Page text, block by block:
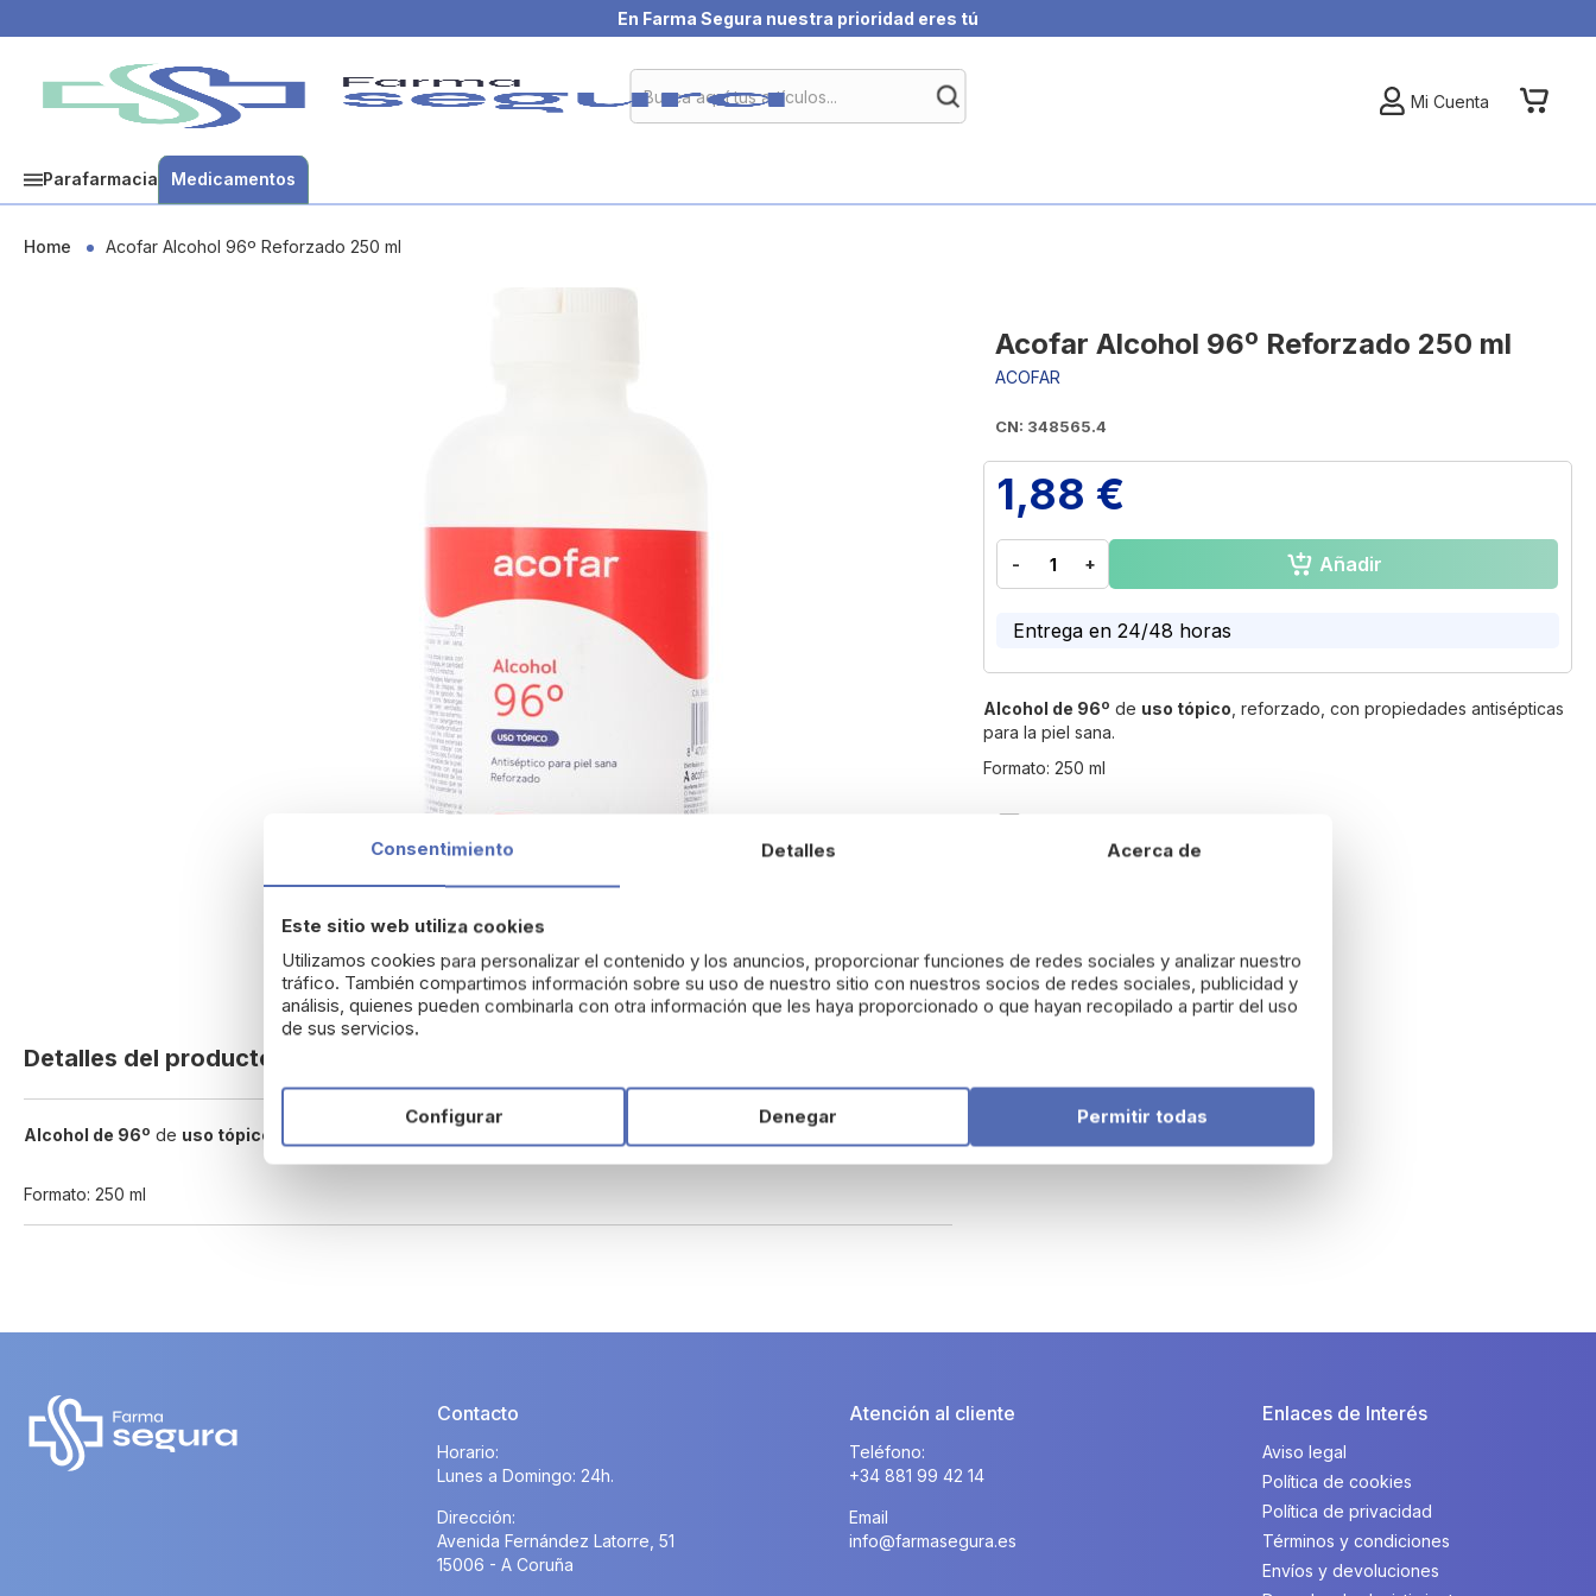
En Farma Segura nuestra prioridad eres tú
My
Mi Cuenta
Parafarmacia Medicamentos
Home Acofar Alcohol 96º Reforzado 250 ml
the
of
the
Acofar Alcohol 96º Reforzado 250 ml
ACOFAR
CN: 348565.4
1,88 €
- + Añadir
Entrega en 24/48 horas
Alcohol de 96º de uso tópico , reforzado, con propiedades antisépticas
para la piel sana.
Formato: 250 ml
Detalles del producto
Alcohol de 96º de uso tópico
Formato: 250 ml
Consentimiento Detalles Acerca de
Este sitio web utiliza cookies
Utilizamos cookies para personalizar el contenido y los anuncios, proporcionar funciones de redes sociales y analizar nuestro
tráfico. También compartimos información sobre su uso de nuestro sitio con nuestros socios de redes sociales, publicidad y
análisis, quienes pueden combinarla con otra información que les haya proporcionado o que hayan recopilado a partir del uso
de sus servicios.
Configurar Denegar Permitir todas
Contacto
Horario:
Lunes a Domingo: 24h.
Dirección:
Avenida Fernández Latorre, 51
15006 - A Coruña
Atención al cliente
Teléfono:
+34 881 99 42 14
Email
info@farmasegura.es
Enlaces de Interés
Aviso legal
Política de cookies
Política de privacidad
Términos y condiciones
Envíos y devoluciones